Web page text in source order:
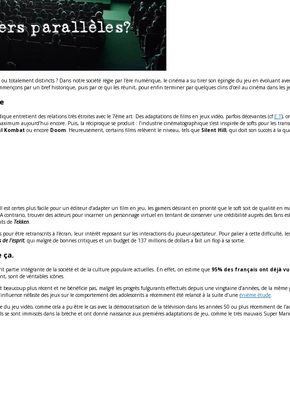
totalement distincts ? Dans notre société régie par l’ère numérique, le cinéma a su tirer son épingle du jeu en évoluant
par un bref historique, puis par ce qui les réunit, pour enfin terminer par quelques clins d’œil au cinéma dans les
entretient des relations très étroites avec le 7ème art. Des adaptations de films en jeux vidéo, parfois décevantes (cf E.T),
aujourd’hui encore. Puis, la réciproque se produit : l’industrie cinématographique s’est inspirée de softs pour les
Kombat ou encore Doom . Heureusement, certains films relèvent le niveau, tels que Silent Hill, qui doit son succès à la
Il est certes plus facile pour un éditeur d’adapter un film en jeu, les gamers désirant en priorité que le soft soit de qualité en
. A contrario, trouver des acteurs pour incarner un personnage virtuel en tentant de conserver une crédibilité auprès des fans
de Tekken
pour être retranscrits à l’écran, leur intérêt reposant sur les interactions du joueur-spectateur. Pour palier à cette difficulté,
de l’esprit, qui malgré de bonnes critiques et un budget de 137 millions de dollars a fait un flop à sa sortie.
ça.
partie intégrante de la société et de la culture populaire actuelles. En effet, on estime que 95% des français ont déjà
sont de véritables icônes.
beaucoup plus récent et ne bénéficie pas, malgré les progrès fulgurants effectués depuis une vingtaine d’années, de la
néfaste des jeux sur le comportement des adolescents a récemment été relancé à la suite d’une énième étude
jeu vidéo, comme cela a pu être le cas avec la démocratisation de la télévision dans les années 50 ou plus récemment de
sont immiscés dans la brèche et ont donné naissance aux premières adaptations de jeu, comme le très mauvais Super